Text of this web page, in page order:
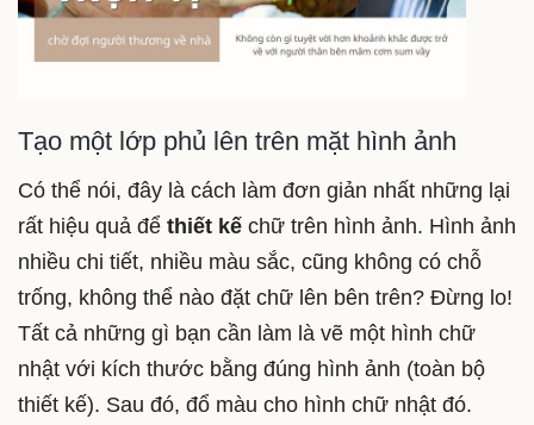
Tạo một lớp phủ lên trên mặt hình ảnh
Có thể nói, đây là cách làm đơn giản nhất những lại
rất hiệu quả để thiết kế chữ trên hình ảnh. Hình ảnh
nhiều chi tiết, nhiều màu sắc, cũng không có chỗ
trống, không thể nào đặt chữ lên bên trên? Đừng lo!
Tất cả những gì bạn cần làm là vẽ một hình chữ
nhật với kích thước bằng đúng hình ảnh (toàn bộ
thiết kế). Sau đó, đổ màu cho hình chữ nhật đó.